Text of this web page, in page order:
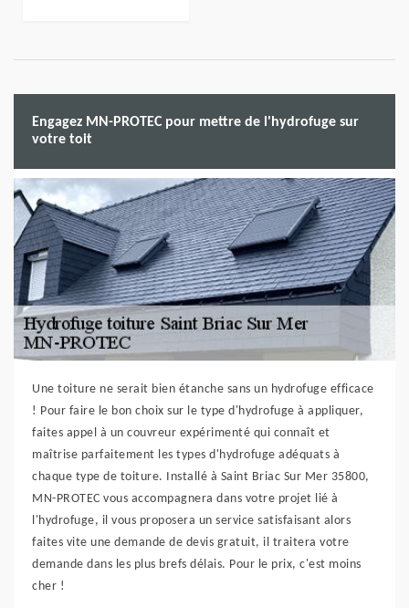
Engagez MN-PROTEC pour mettre de l'hydrofuge sur
votre toit
Une toiture ne serait bien étanche sans un hydrofuge efficace
! Pour faire le bon choix sur le type d'hydrofuge à appliquer,
faites appel à un couvreur expérimenté qui connaît et
maîtrise parfaitement les types d'hydrofuge adéquats à
chaque type de toiture. Installé à Saint Briac Sur Mer 35800,
MN-PROTEC vous accompagnera dans votre projet lié à
l'hydrofuge, il vous proposera un service satisfaisant alors
faites vite une demande de devis gratuit, il traitera votre
demande dans les plus brefs délais. Pour le prix, c'est moins
cher !